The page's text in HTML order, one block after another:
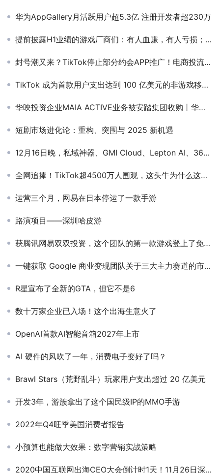
华为AppGallery月活跃用户超5.3亿 注册开发者超230万
提前披露H1业绩的游戏厂商们：有人血赚，有人亏损；小游戏成增量密码，ST华通恐成最大“赢家”
封号潮又来？TikTok停止部分约会APP推广！电商投流也受影响
TikTok 成为首款用户支出达到 100 亿美元的非游戏移动应用
华映投资企业MAIA ACTIVE业务被安踏集团收购丨华映Family
短剧市场进化论：重构、突围与 2025 新机遇
12月16日晚，私域神器、GMI Cloud、Lepton AI、36氪、InfoQ、甲子光年，6家公司老板联合发起年度AI圆桌讨论！
全网追捧！TikTok超4500万人围观，这头牛为什么这么火？
运营三个月，网易在日本停运了一款手游
路演项目——深圳哈皮游
获腾讯网易双双投资，这个团队的第一款游戏登上了免费Top1
一键获取 Google 商业变现团队关于三大主力赛道的市场布局和解析
R星宣布了全新的GTA，但它不是6
数十万家企业已入场！这个出海生意火了
OpenAI首款AI智能音箱2027年上市
AI 硬件的风吹了一年，消费电子变好了吗？
Brawl Stars（荒野乱斗）玩家用户支出超过 20 亿美元
开发3年，游族拿出了这个国民级IP的MMO手游
2022年Q4旺季美国消费者报告
小预算也能做大效果：数字营销实战策略
2020中国互联网出海CEO大会倒计时1天！11月26日深圳我们不见不散！